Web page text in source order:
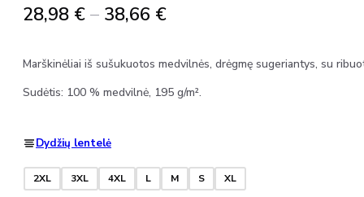
28,98 € – 38,66 €Price
28,98 €
38,66 €
Marškinėliai iš sušukuotos medvilnės, drėgmę sugeriantys, su
Sudėtis: 100 % medvilnė, 195 g/m².
Dydžių lentelė
2XL 3XL 4XL L M S XL